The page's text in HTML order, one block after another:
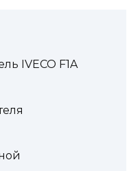
IVECO F1A